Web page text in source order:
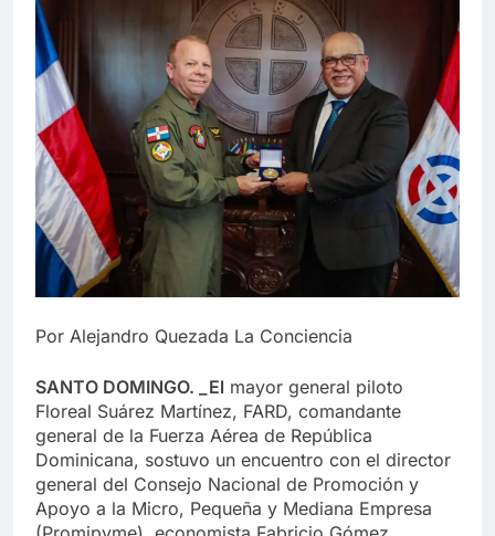
Por Alejandro Quezada La Conciencia
SANTO DOMINGO. _El mayor general piloto
Floreal Suárez Martínez, FARD, comandante
general de la Fuerza Aérea de República
Dominicana, sostuvo un encuentro con el director
general del Consejo Nacional de Promoción y
Apoyo a la Micro, Pequeña y Mediana Empresa